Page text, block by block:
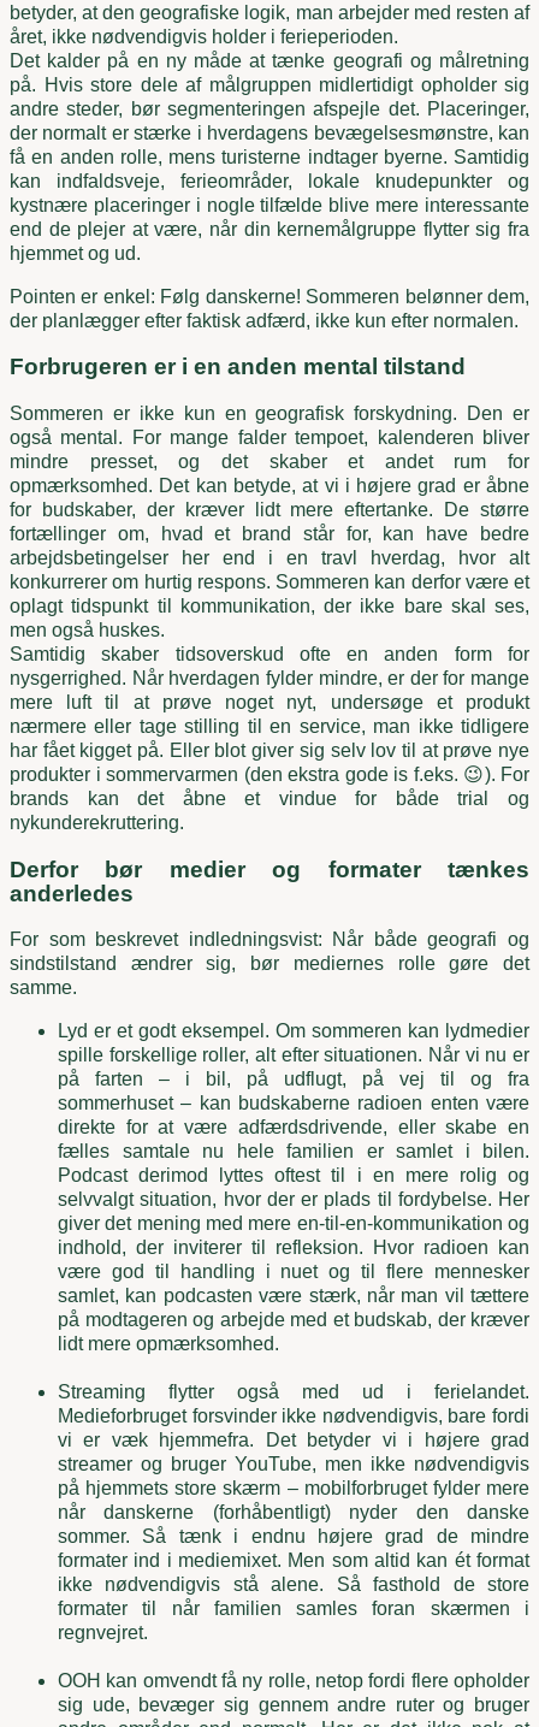
betyder, at den geografiske logik, man arbejder med resten af
året, ikke nødvendigvis holder i ferieperioden.
Det kalder på en ny måde at tænke geografi og målretning
på. Hvis store dele af målgruppen midlertidigt opholder sig
andre steder, bør segmenteringen afspejle det. Placeringer,
der normalt er stærke i hverdagens bevægelsesmønstre, kan
få en anden rolle, mens turisterne indtager byerne. Samtidig
kan indfaldsveje, ferieområder, lokale knudepunkter og
kystnære placeringer i nogle tilfælde blive mere interessante
end de plejer at være, når din kernemålgruppe flytter sig fra
hjemmet og ud.
Pointen er enkel: Følg danskerne! Sommeren belønner dem,
der planlægger efter faktisk adfærd, ikke kun efter normalen.
Forbrugeren er i en anden mental tilstand
Sommeren er ikke kun en geografisk forskydning. Den er
også mental. For mange falder tempoet, kalenderen bliver
mindre presset, og det skaber et andet rum for
opmærksomhed. Det kan betyde, at vi i højere grad er åbne
for budskaber, der kræver lidt mere eftertanke. De større
fortællinger om, hvad et brand står for, kan have bedre
arbejdsbetingelser her end i en travl hverdag, hvor alt
konkurrerer om hurtig respons. Sommeren kan derfor være et
oplagt tidspunkt til kommunikation, der ikke bare skal ses,
men også huskes.
Samtidig skaber tidsoverskud ofte en anden form for
nysgerrighed. Når hverdagen fylder mindre, er der for mange
mere luft til at prøve noget nyt, undersøge et produkt
nærmere eller tage stilling til en service, man ikke tidligere
har fået kigget på. Eller blot giver sig selv lov til at prøve nye
produkter i sommervarmen (den ekstra gode is f.eks. 😉). For
brands kan det åbne et vindue for både trial og
nykunderekruttering.
Derfor bør medier og formater tænkes
anderledes
For som beskrevet indledningsvist: Når både geografi og
sindstilstand ændrer sig, bør mediernes rolle gøre det
samme.
Lyd er et godt eksempel. Om sommeren kan lydmedier
spille forskellige roller, alt efter situationen. Når vi nu er
på farten – i bil, på udflugt, på vej til og fra
sommerhuset – kan budskaberne radioen enten være
direkte for at være adfærdsdrivende, eller skabe en
fælles samtale nu hele familien er samlet i bilen.
Podcast derimod lyttes oftest til i en mere rolig og
selvvalgt situation, hvor der er plads til fordybelse. Her
giver det mening med mere en-til-en-kommunikation og
indhold, der inviterer til refleksion. Hvor radioen kan
være god til handling i nuet og til flere mennesker
samlet, kan podcasten være stærk, når man vil tættere
på modtageren og arbejde med et budskab, der kræver
lidt mere opmærksomhed.
Streaming flytter også med ud i ferielandet.
Medieforbruget forsvinder ikke nødvendigvis, bare fordi
vi er væk hjemmefra. Det betyder vi i højere grad
streamer og bruger YouTube, men ikke nødvendigvis
på hjemmets store skærm – mobilforbruget fylder mere
når danskerne (forhåbentligt) nyder den danske
sommer. Så tænk i endnu højere grad de mindre
formater ind i mediemixet. Men som altid kan ét format
ikke nødvendigvis stå alene. Så fasthold de store
formater til når familien samles foran skærmen i
regnvejret.
OOH kan omvendt få ny rolle, netop fordi flere opholder
sig ude, bevæger sig gennem andre ruter og bruger